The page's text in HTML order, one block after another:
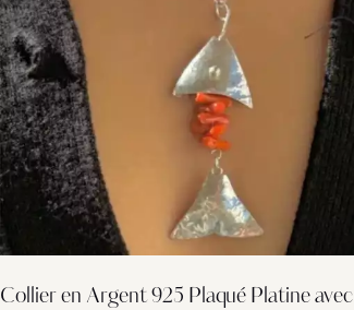
Collier en Argent 925 Plaqué Platine avec